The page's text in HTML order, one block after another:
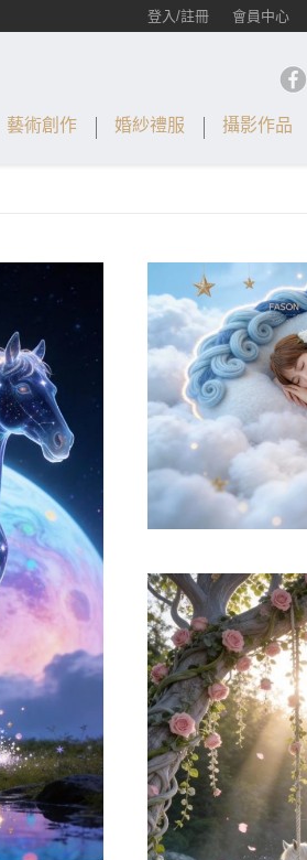
登入/註冊 會員中心
藝術創作 婚紗禮服 攝影作品